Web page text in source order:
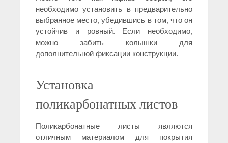
необходимо установить в предварительно
выбранное место, убедившись в том, что он
устойчив и ровный. Если необходимо,
можно забить колышки для
дополнительной фиксации конструкции.
Установка
поликарбонатных листов
Поликарбонатные листы являются
отличным материалом для покрытия